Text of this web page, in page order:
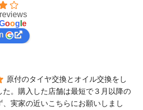
oog e
原付のタイヤ交換とオイル交換をし
た。購入した店舗は最短で３月以降の
、実家の近いこちらにお願いしまし